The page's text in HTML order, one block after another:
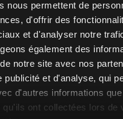
nous permettent de
d'offrir des
et d'analyser notre
également des
notre site avec nos
publicité et d'analyse, qui
d'autres informations
qu'ils ont collectées lors de
outils de trading
et avez
à terme du monde.
via LYNX